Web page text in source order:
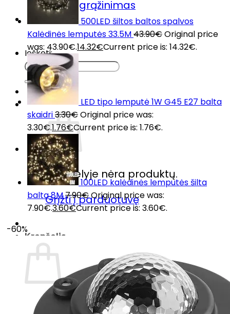
Prekių grąžinimas
Kontaktai
Ieškoti:
Krepšelyje nėra produktų.
Grįžti į parduotuvę
Krepšelis
Krepšelyje nėra produktų.
500LED šiltos baltos spalvos
Kalėdinės lemputės 33.5M43.90€Original price
was: 43.90€.14.32€Current price is: 14.32€.
LED tipo lemputė 1W G45 E27 balta
skaidri3.30€Original price was:
3.30€.1.76€Current price is: 1.76€.
100LED kalėdinės lemputės šilta
balta 8M7.90€Original price was:
7.90€.3.60€Current price is: 3.60€.
-60%